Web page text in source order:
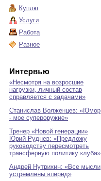
Куплю
Услуги
Работа
Разное
Интервью
«Несмотря на возросшие
нагрузки, личный состав
справляется с задачами»
Станислав Волженцев: «Юмор
- мое супероружие»
Тренер «Новой генерации»
Юрий Руднев: «Предложу
руководству пересмотреть
трансферную политику клуба»
Андрей Нутрихин: «Все мысли
устремлены вперед»